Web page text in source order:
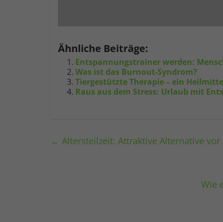
Ähnliche Beiträge:
Entspannungstrainer werden:
Was ist das Burnout-Syndrom?
Tiergestützte Therapie – ein
Raus aus dem Stress: Urlaub mit
← Altersteilzeit: Attraktive Alternative vor
Wie